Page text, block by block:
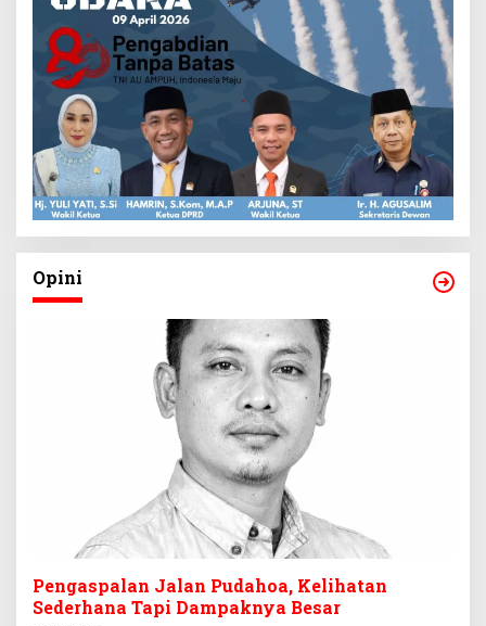
Opini
Pengaspalan Jalan Pudahoa, Kelihatan
Sederhana Tapi Dampaknya Besar